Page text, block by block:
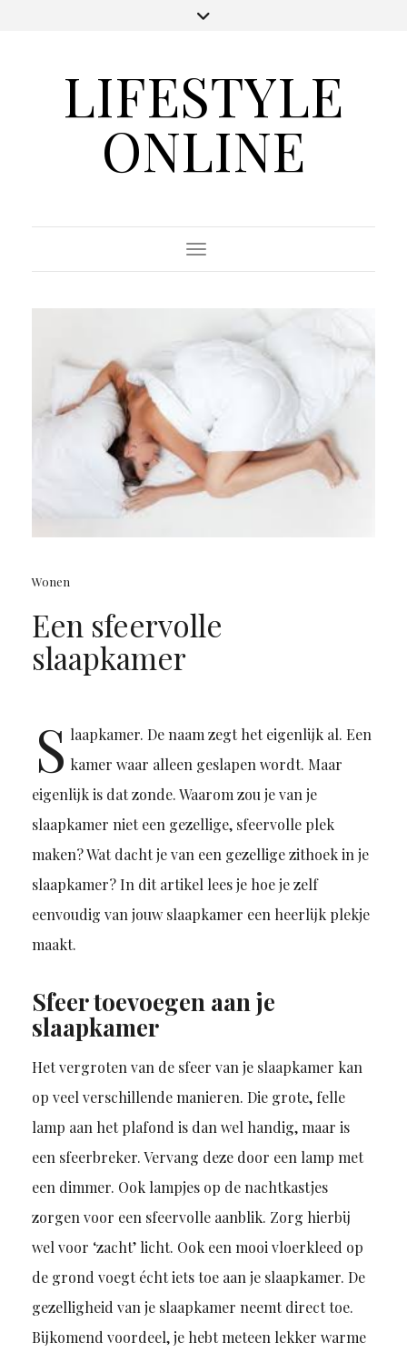
LIFESTYLE
ONLINE
Toggle Navigation
Wonen
Een sfeervolle
slaapkamer
S laapkamer. De naam zegt het eigenlijk al. Een
kamer waar alleen geslapen wordt. Maar
eigenlijk is dat zonde. Waarom zou je van je
slaapkamer niet een gezellige, sfeervolle plek
maken? Wat dacht je van een gezellige zithoek in je
slaapkamer? In dit artikel lees je hoe je zelf
eenvoudig van jouw slaapkamer een heerlijk plekje
maakt.
Sfeer toevoegen aan je
slaapkamer
Het vergroten van de sfeer van je slaapkamer kan
op veel verschillende manieren. Die grote, felle
lamp aan het plafond is dan wel handig, maar is
een sfeerbreker. Vervang deze door een lamp met
een dimmer. Ook lampjes op de nachtkastjes
zorgen voor een sfeervolle aanblik. Zorg hierbij
wel voor ‘zacht’ licht. Ook een mooi vloerkleed op
de grond voegt écht iets toe aan je slaapkamer. De
gezelligheid van je slaapkamer neemt direct toe.
Bijkomend voordeel, je hebt meteen lekker warme